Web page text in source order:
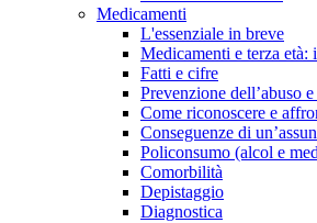
Medicamenti
L'essenziale in breve
Medicamenti e terza età:
Fatti e cifre
Prevenzione dell’abuso
Come riconoscere e
Conseguenze di
Policonsumo (alcol e
Comorbilità
Depistaggio
Diagnostica